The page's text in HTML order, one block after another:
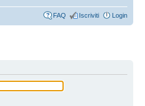
FAQ Iscriviti Login